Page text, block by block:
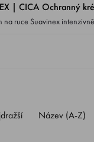
| CICA Ochranný
na ruce Suavinex
Název (A-Z)